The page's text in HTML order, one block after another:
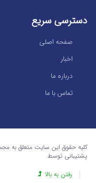
دسترسی سریع
صفحه اصلی
اخبار
درباره ما
تماس با ما
کلیه حقوق این سایت متعلق به
پشتیبانی توسط
رفتن به بالا